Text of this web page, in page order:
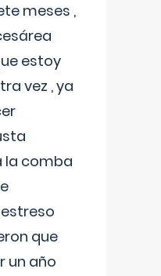
meses ,
estoy
vez , ya
la comba
que
un año